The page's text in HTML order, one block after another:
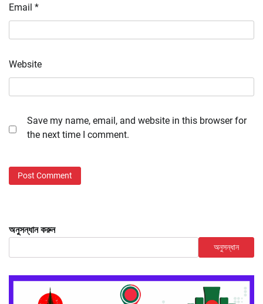
Email *
Website
Save my name, email, and website in this browser for
the next time I comment.
অনুসন্ধান করুন
অনুসন্ধান